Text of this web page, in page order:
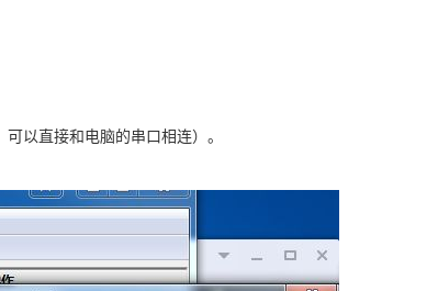
以直接和电脑的串口相连）。